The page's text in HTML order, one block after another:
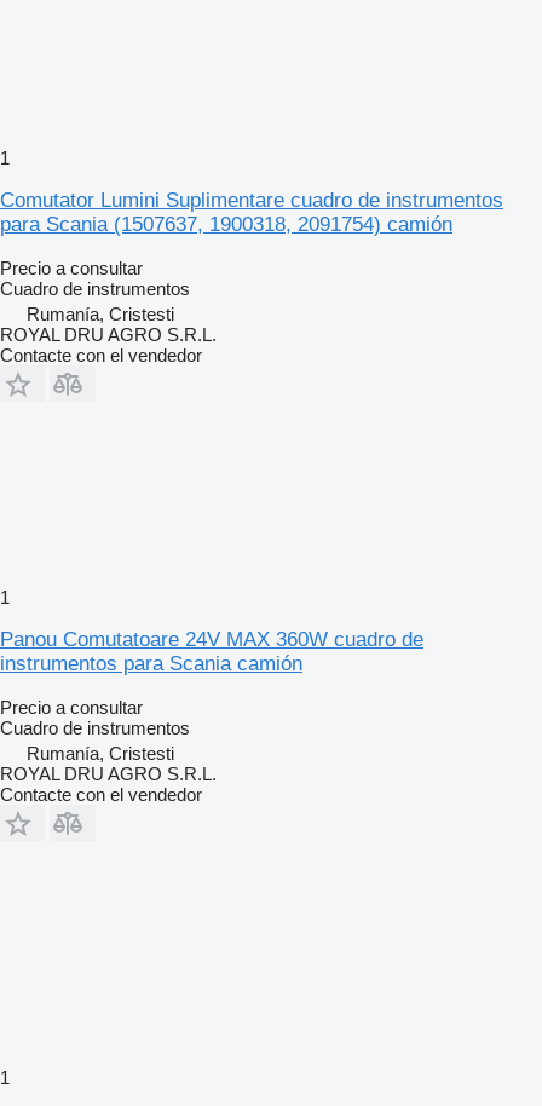
1
Comutator Lumini Suplimentare cuadro de instrumentos
para Scania (1507637, 1900318, 2091754) camión
Precio a consultar
Cuadro de instrumentos
Rumanía, Cristesti
ROYAL DRU AGRO S.R.L.
Contacte con el vendedor
1
Panou Comutatoare 24V MAX 360W cuadro de
instrumentos para Scania camión
Precio a consultar
Cuadro de instrumentos
Rumanía, Cristesti
ROYAL DRU AGRO S.R.L.
Contacte con el vendedor
1